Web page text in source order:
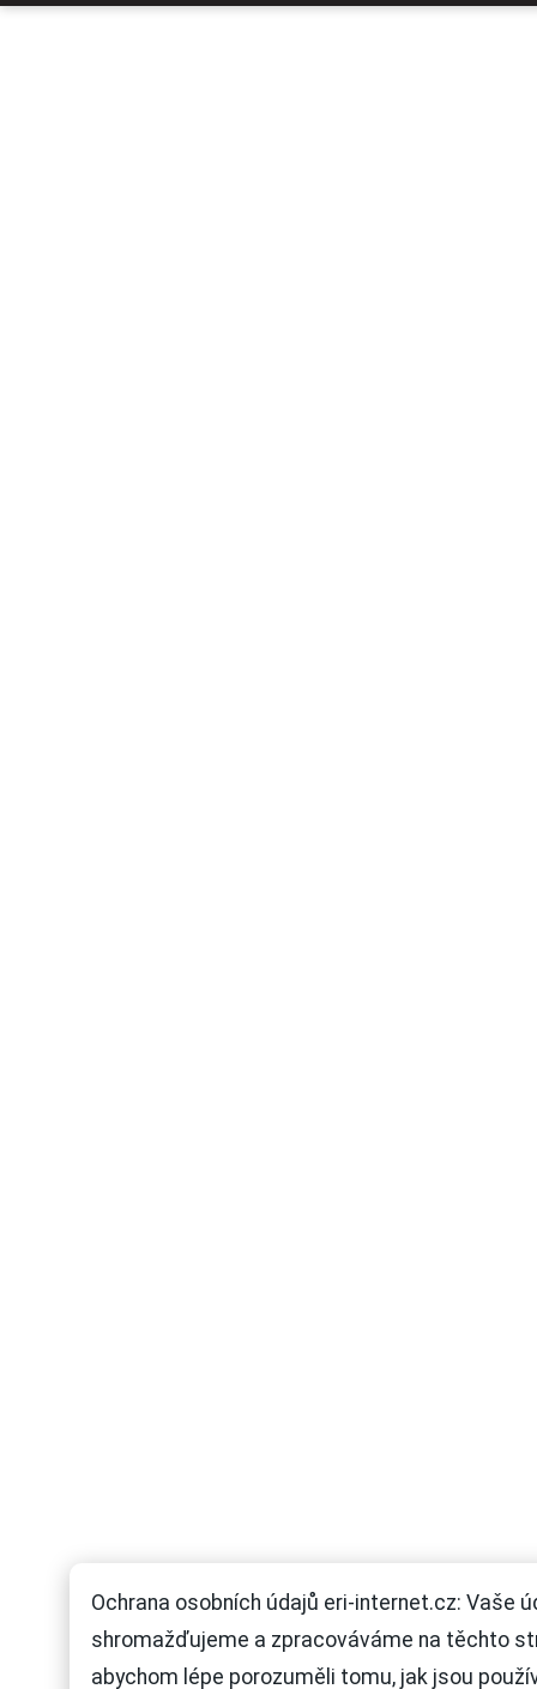
Ochrana osobních údajů eri-internet.cz: Vaše
shromažďujeme a zpracováváme na těchto
abychom lépe porozuměli tomu, jak jsou